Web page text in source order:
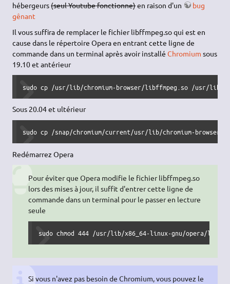
hébergeurs(seul Youtube fonctionne)en raison d'un
bug
gênant
Il vous suffira de remplacer le fichier libffmpeg.so qui est en
cause dans le répertoire Opera en entrant cette ligne de
commande dans un terminal après avoir installéChromium sous
19.10 et antérieur
sudo cp /usr/lib/chromium-browser/libffmpeg.so /usr/lib/
Sous 20.04 et ultérieur
sudo cp /snap/chromium/current/usr/lib/chromium-
Redémarrez Opera
Pour éviter que Opera modifie le fichier libffmpeg.so
lors des mises à jour, il suffit d'entrer cette ligne de
commande dans un terminal pour le passer en lecture
seule
sudo chmod 444 /usr/lib/x86_64-linux-gnu/opera/
Si vous n'avez pas besoin de Chromium, vous pouvez le